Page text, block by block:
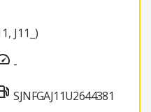
J11_)
-
SJNFGAJ11U2644381